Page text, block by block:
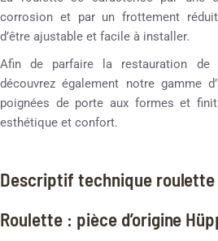
corrosion et par un frottement
d’être ajustable et facile à installer.
Afin de parfaire la restauration de
découvrez également notre gamme
poignées de porte aux formes et
esthétique et confort.
Descriptif technique roulette
Roulette : pièce d’origine